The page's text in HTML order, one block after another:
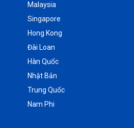
Malaysia
Singapore
Hong Kong
Đài Loan
Hàn Quốc
Nhật Bản
Trung Quốc
Nam Phi